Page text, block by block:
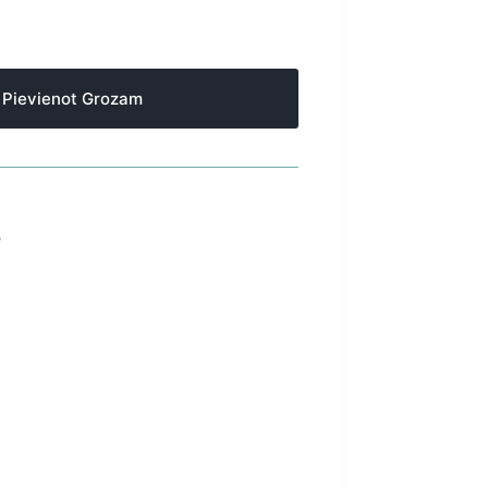
Pievienot Grozam